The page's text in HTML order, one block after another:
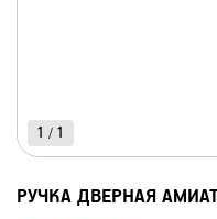
1 / 1
РУЧКА ДВЕРНАЯ